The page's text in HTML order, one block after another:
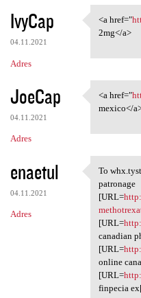
IvyCap
04.11.2021
Adres
<a
<a href="
2mg</a>
JoeCap
04.11.2021
Adres
<a
<a href="
mexico</
enaetul
04.11.2021
Adres
To
To
patronage
[URL=
[URL=
canadian
[URL=
online
[URL=
finpecia